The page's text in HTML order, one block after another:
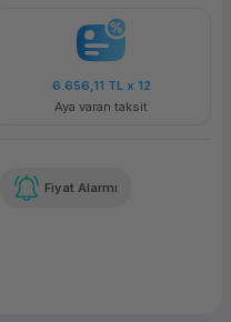
6.656,11 TLx 12
Aya varan taksit
Fiyat Alarmı